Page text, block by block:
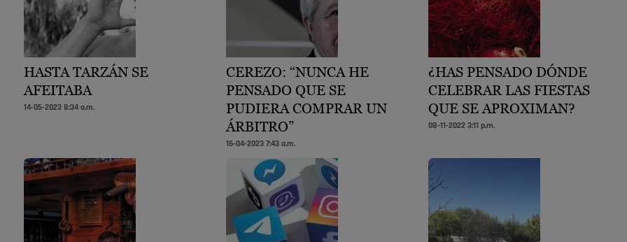
HASTA TARZÁN SE
AFEITABA
14-05-2023 8:34 a.m.
CEREZO: “NUNCA HE
PENSADO QUE SE
PUDIERA COMPRAR UN
ÁRBITRO”
16-04-2023 7:43 a.m.
¿HAS PENSADO DÓNDE
CELEBRAR LAS FIESTAS
QUE SE APROXIMAN?
08-11-2022 3:11 p.m.